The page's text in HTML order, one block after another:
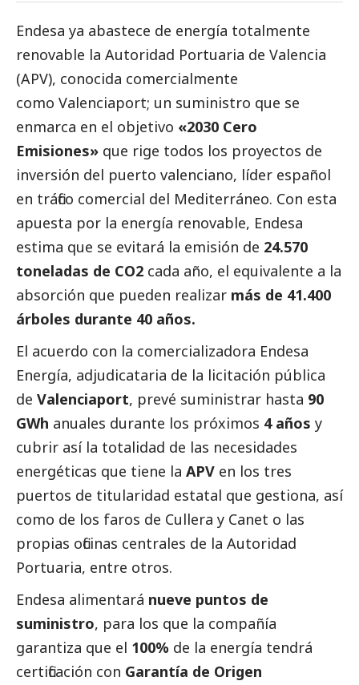
Endesa ya abastece de energía totalmente
renovable la Autoridad Portuaria de Valencia
(APV), conocida comercialmente
como Valenciaport; un suministro que se
enmarca en el objetivo «2030 Cero
Emisiones» que rige todos los proyectos de
inversión del puerto valenciano, líder español
en tráfico comercial del Mediterráneo. Con esta
apuesta por la energía renovable, Endesa
estima que se evitará la emisión de 24.570
toneladas de CO2 cada año, el equivalente a la
absorción que pueden realizar más de 41.400
árboles durante 40 años.
El acuerdo con la comercializadora Endesa
Energía, adjudicataria de la licitación pública
de Valenciaport, prevé suministrar hasta 90
GWh anuales durante los próximos 4 años y
cubrir así la totalidad de las necesidades
energéticas que tiene la APV en los tres
puertos de titularidad estatal que gestiona, así
como de los faros de Cullera y Canet o las
propias oficinas centrales de la Autoridad
Portuaria, entre otros.
Endesa alimentará nueve puntos de
suministro, para los que la compañía
garantiza que el 100% de la energía tendrá
certificación con Garantía de Origen